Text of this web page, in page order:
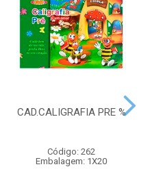
CAD.CALIGRAFIA PRE %
Código: 262
Embalagem: 1X20